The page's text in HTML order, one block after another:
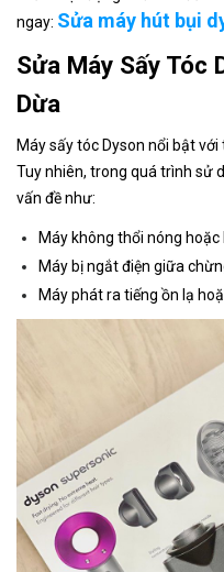
ngay: Sửa máy hút bụi
Sửa Máy Sấy Tóc
Dừa
Máy sấy tóc Dyson nổi bật
Tuy nhiên, trong quá trình sử
vấn đề như:
Máy không thổi nóng
Máy bị ngắt điện giữa
Máy phát ra tiếng ồn lạ